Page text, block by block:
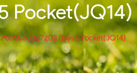
PUMA 53067202 Boys 5 Pocket(JQ14)